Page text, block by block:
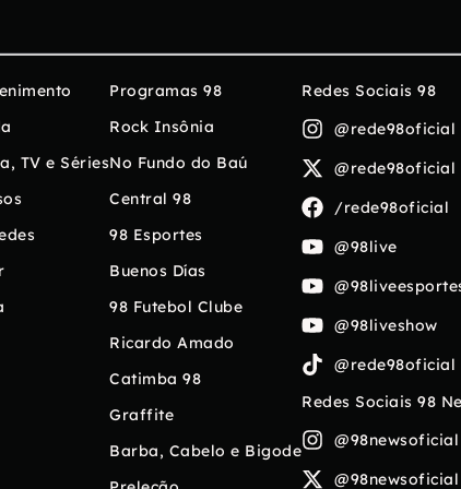
TV e Séries
Programas 98
Rock Insônia
No Fundo do Baú
Central 98
98 Esportes
Buenos Días
98 Futebol Clube
Ricardo Amado
Catimba 98
Graffite
Barba, Cabelo e Bigode
Redes Sociais 98
@rede98oficial
@rede98oficial
/rede98oficial
@98live
@98liveshow
@rede98oficial
Redes Sociais 98
@98newsoficial
@98newsoficial